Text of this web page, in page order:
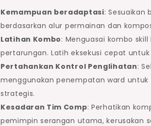
Kemampuan beradaptasi:
berdasarkan alur permainan dan
Latihan Kombo: Menguasai kombo
pertarungan. Latih eksekusi cepat
Pertahankan Kontrol Penglihatan:
menggunakan penempatan ward
strategis.
Kesadaran Tim Comp: Perhatikan
pemimpin serangan utama, kerusakan